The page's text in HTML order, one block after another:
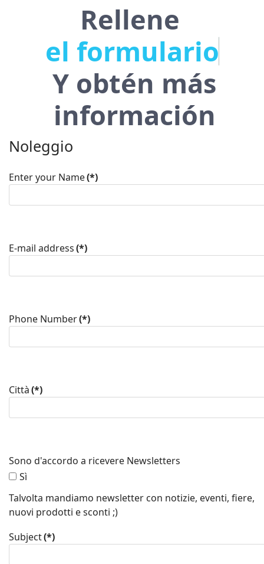
Rellene
formulario ah
Y obtén más
información
Noleggio
Enter your Name(*)
E-mail address(*)
Phone Number(*)
Città(*)
Sono d'accordo a ricevere Newsletters
Sì
Talvolta mandiamo newsletter con notizie, eventi, fiere,
nuovi prodotti e sconti ;)
Subject(*)